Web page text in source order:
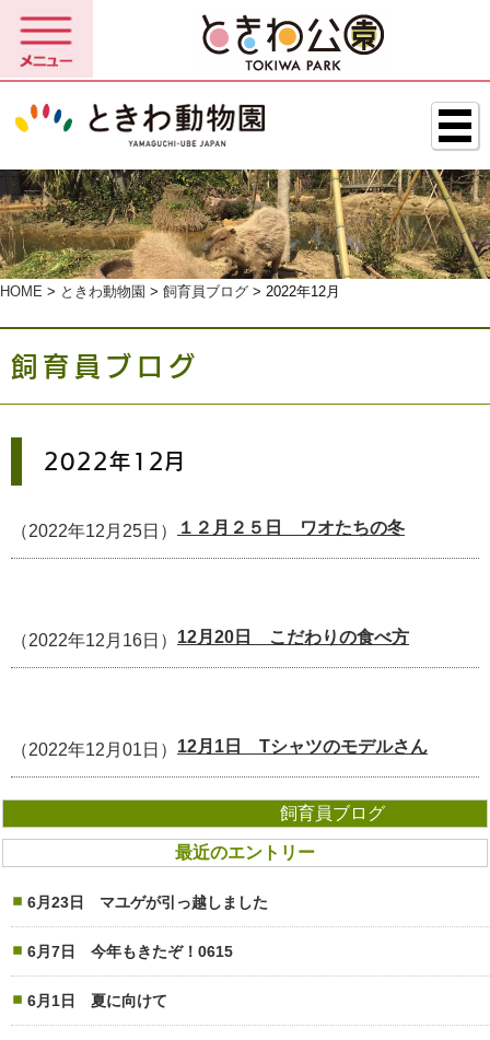
HOME > ときわ動物園 > 飼育員ブログ > 2022年12月
飼育員ブログ
2022年12月
（2022年12月25日） １２月２５日 ワオたちの冬
（2022年12月16日） 12月20日 こだわりの食べ方
（2022年12月01日） 12月1日 Tシャツのモデルさん
飼育員ブログ
最近のエントリー
6月23日 マユゲが引っ越しました
6月7日 今年もきたぞ！0615
6月1日 夏に向けて